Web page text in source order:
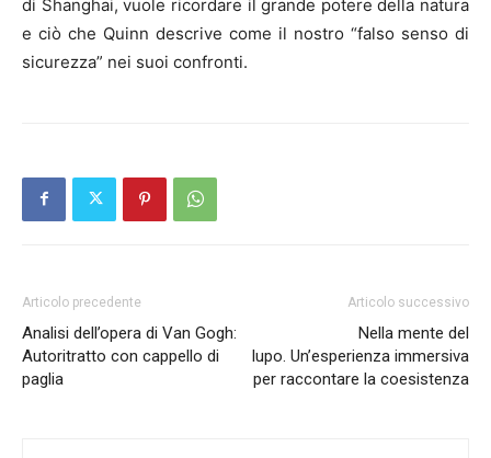
di Shanghai, vuole ricordare il grande potere della natura
e ciò che Quinn descrive come il nostro “falso senso di
sicurezza” nei suoi confronti.
Articolo precedente
Analisi dell’opera di Van Gogh:
Autoritratto con cappello di
paglia
Articolo successivo
Nella mente del
lupo. Un’esperienza immersiva
per raccontare la coesistenza